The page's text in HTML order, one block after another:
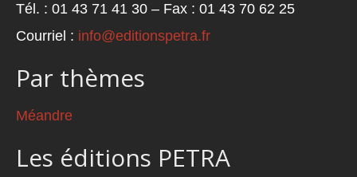
Tél. : 01 43 71 41 30 – Fax : 01 43 70 62 25
Courriel : info@editionspetra.fr
Par thèmes
Méandre
Les éditions PETRA